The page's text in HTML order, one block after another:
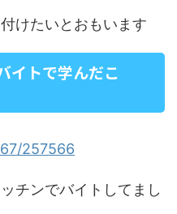
けたいとおもいます
イトで学んだこ
257566
チンでバイトしてまし